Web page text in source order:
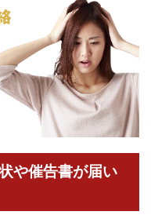
や催告書が届い